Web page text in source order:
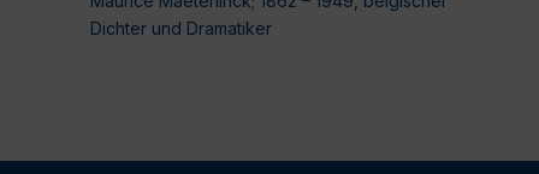
Dichter und Dramatiker